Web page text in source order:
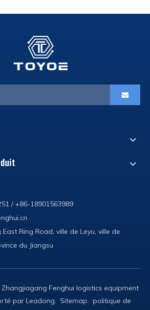
/ +86-18901563989
Ring Road, ville de Leyu, ville de
du Jiangsu
Fenghui logistics equipment
par Leadong. Sitemap. politique de